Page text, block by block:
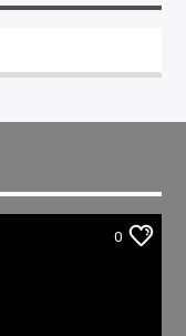
0